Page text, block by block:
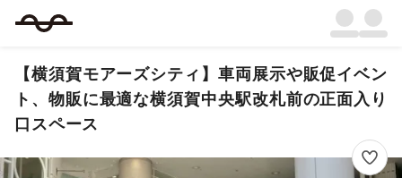
【横須賀モアーズシティ】車両展示や販促イベン
ト、物販に最適な横須賀中央駅改札前の正面入り
口スペース